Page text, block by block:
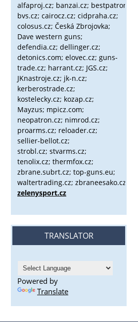
alfaproj.cz; banzai.cz; bestpatron.eu;
bvs.cz; cairocz.cz; cidpraha.cz;
colosus.cz; Česká Zbrojovka;
Dave western guns;
defendia.cz; dellinger.cz;
detonics.com; elovec.cz; guns-
trade.cz; harrant.cz; JGS.cz;
JKnastroje.cz; jk-n.cz;
kerberostrade.cz;
kostelecky.cz; kozap.cz;
Mayzus; mpicz.com;
neopatron.cz; nimrod.cz;
proarms.cz; reloader.cz;
sellier-bellot.cz;
strobl.cz; stvarms.cz;
tenolix.cz; thermfox.cz;
zbrane.subrt.cz; top-guns.eu;
waltertrading.cz; zbraneesako.cz;
zelenysport.cz
TRANSLATOR
Powered by
Translate